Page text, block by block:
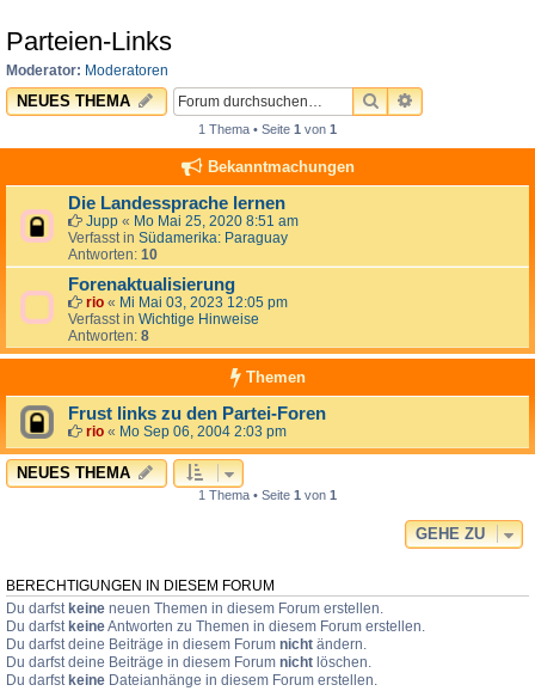
Parteien-Links
Moderator: Moderatoren
NEUES THEMA SUCHEERWEITERTE
1 Thema • Seite 1 von 1
Bekanntmachungen
Die Landessprache lernen
Jupp « Mo Mai 25, 2020 8:51 am
Verfasst in Südamerika: Paraguay
Antworten: 10
Forenaktualisierung
rio « Mi Mai 03, 2023 12:05 pm
Verfasst in Wichtige Hinweise
Antworten: 8
Themen
Frust links zu den Partei-Foren
rio « Mo Sep 06, 2004 2:03 pm
NEUES THEMA
1 Thema • Seite 1 von 1
GEHE ZU
BERECHTIGUNGEN IN DIESEM FORUM
Du darfst keine neuen Themen in diesem Forum erstellen.
Du darfst keineAntworten zu Themen in diesem Forum erstellen.
Du darfst deine Beiträge in diesem Forum nicht ändern.
Du darfst deine Beiträge in diesem Forum nicht löschen.
Du darfst keine Dateianhänge in diesem Forum erstellen.